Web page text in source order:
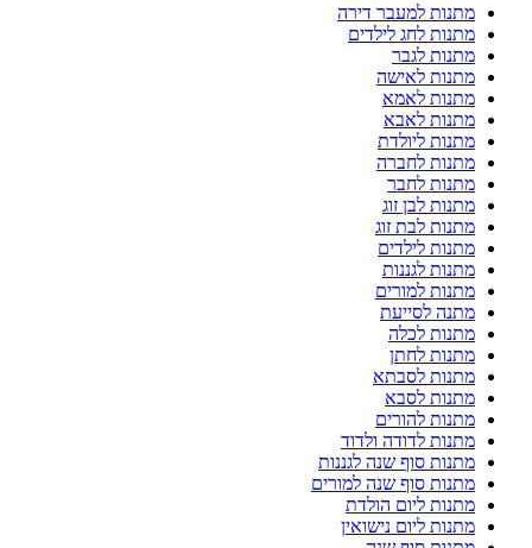
מתנות למעבר דירה
מתנות לחג לילדים
מתנות לגבר
מתנות לאישה
מתנות לאמא
מתנות לאבא
מתנות ליולדת
מתנות לחברה
מתנות לחבר
מתנות לבן זוג
מתנות לבת זוג
מתנות לילדים
מתנות לגננות
מתנות למורים
מתנה לסייעת
מתנות לכלה
מתנות לחתן
מתנות לסבתא
מתנות לסבא
מתנות להורים
מתנות לדודה ולדוד
מתנות סוף שנה לגננות
מתנות סוף שנה למורים
מתנות ליום הולדת
מתנות ליום נישואין